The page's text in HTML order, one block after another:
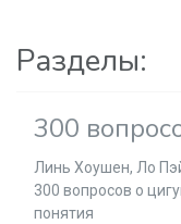
Разделы:
300
Линь Хоушен, Ло
300 вопросов о
понятия